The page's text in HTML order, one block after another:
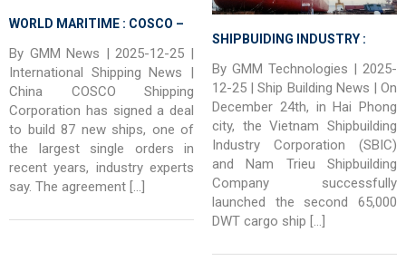
WORLD MARITIME : COSCO –
China’s COSCO Shipping Signs
Landmark Agreement For
Construction Of 87 New
Vessels
By GMM News | 2025-12-25 |
International Shipping News |
China COSCO Shipping
Corporation has signed a deal
to build 87 new ships, one of
the largest single orders in
recent years, industry experts
say. The agreement […]
SHIPBUIDING INDUSTRY :
VIETNAM – Nam Trieu
ShipYard Successfully
Launched the second Bulk
carrier 65,000 DWT MV.
TRUONG MINH DREAM 02
By GMM Technologies | 2025-
12-25 | Ship Building News | On
December 24th, in Hai Phong
city, the Vietnam Shipbuilding
Industry Corporation (SBIC)
and Nam Trieu Shipbuilding
Company successfully
launched the second 65,000
DWT cargo ship […]